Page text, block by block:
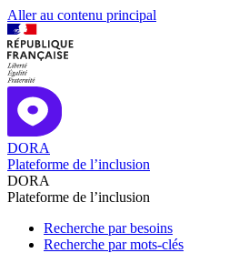
Aller au contenu principal
DORA
Plateforme de l’inclusion
DORA
Plateforme de l’inclusion
Recherche par besoins
Recherche par mots-clés